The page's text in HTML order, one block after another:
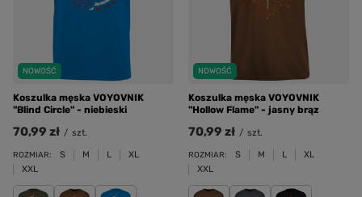
NOWOŚĆ
Koszulka męska VOYOVNIK
"Blind Circle" - niebieski
70,99 zł / szt.
ROZMIAR: S M L
XL
XXL
NOWOŚĆ
Koszulka męska VOYOVNIK
"Hollow Flame" - jasny brąz
70,99 zł / szt.
ROZMIAR: S M L
XL
XXL